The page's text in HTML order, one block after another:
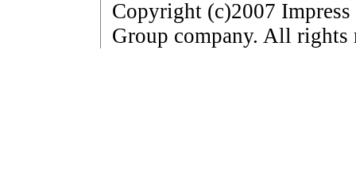
Copyright (c)2007
Group company. All rights